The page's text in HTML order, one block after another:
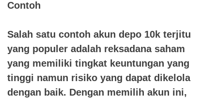
Contoh
Salah satu contoh akun depo 10k terjitu
yang populer adalah reksadana saham
yang memiliki tingkat keuntungan yang
tinggi namun risiko yang dapat dikelola
dengan baik. Dengan memilih akun ini,